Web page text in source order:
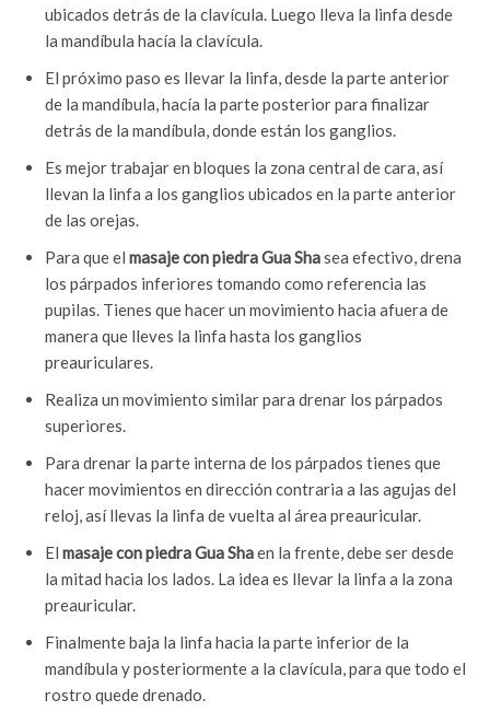
ubicados detrás de la clavícula. Luego lleva la linfa desde
la mandíbula hacía la clavícula.
El próximo paso es llevar la linfa, desde la parte anterior
de la mandíbula, hacía la parte posterior para finalizar
detrás de la mandíbula, donde están los ganglios.
Es mejor trabajar en bloques la zona central de cara, así
llevan la linfa a los ganglios ubicados en la parte anterior
de las orejas.
Para que el masaje con piedra Gua Shasea efectivo, drena
los párpados inferiores tomando como referencia las
pupilas. Tienes que hacer un movimiento hacia afuera de
manera que lleves la linfa hasta los ganglios
preauriculares.
Realiza un movimiento similar para drenar los párpados
superiores.
Para drenar la parte interna de los párpados tienes que
hacer movimientos en dirección contraria a las agujas del
reloj, así llevas la linfa de vuelta al área preauricular.
El masaje con piedra Gua Shaen la frente, debe ser desde
la mitad hacia los lados. La idea es llevar la linfa a la zona
preauricular.
Finalmente baja la linfa hacia la parte inferior de la
mandíbula y posteriormente a la clavícula, para que todo el
rostro quede drenado.